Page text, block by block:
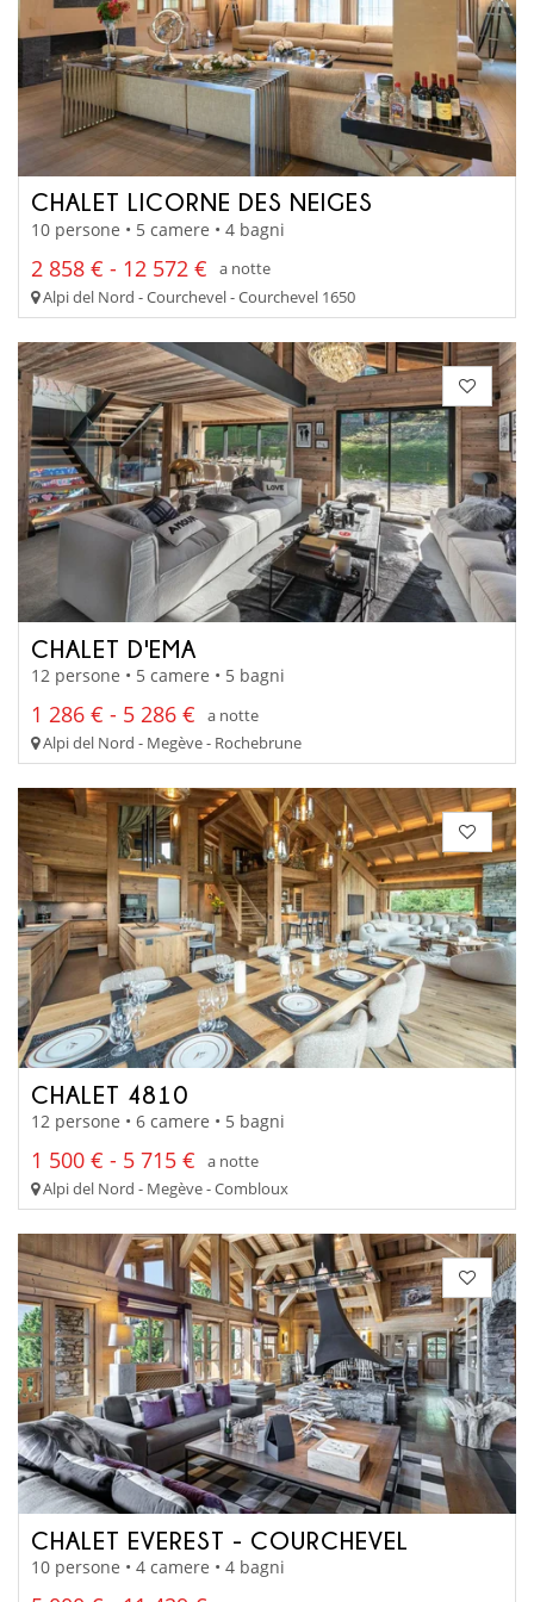
CHALET LICORNE DES NEIGES
10 persone • 5 camere • 4 bagni
2 858 € - 12 572 €
a notte
Alpi del Nord - Courchevel - Courchevel 1650
CHALET D'EMA
12 persone • 5 camere • 5 bagni
1 286 € - 5 286 €
a notte
Alpi del Nord - Megève - Rochebrune
CHALET 4810
12 persone • 6 camere • 5 bagni
1 500 € - 5 715 €
a notte
Alpi del Nord - Megève - Combloux
CHALET EVEREST - COURCHEVEL
10 persone • 4 camere • 4 bagni